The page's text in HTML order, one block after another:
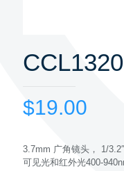
$19.00
3.7mm 广角镜头， 1/
可见光和红外光400-